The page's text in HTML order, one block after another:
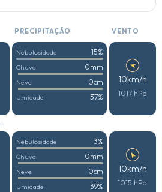
PRECIPITAÇÃO VENTO
Nebulosidade 15%
Chuva 0mm
Neve 0cm
Umidade 37%
10km/h
1017 hPa
Nebulosidade 3%
Chuva 0mm
Neve 0cm
Umidade 39%
10km/h
1015 hPa